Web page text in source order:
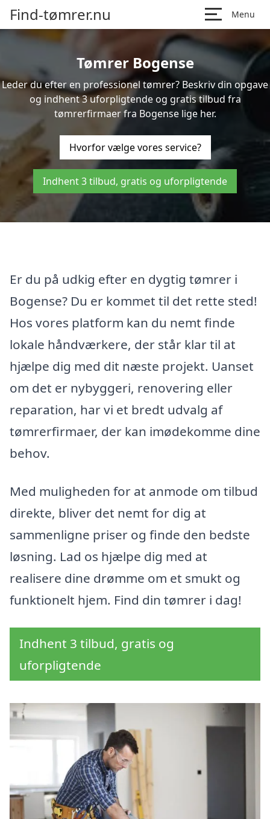
Find-tømrer.nu Menu
Tømrer Bogense
Leder du efter en professionel tømrer? Beskriv din opgave
og indhent 3 uforpligtende og gratis tilbud fra
tømrerfirmaer fra Bogense lige her.
Hvorfor vælge vores service?
Indhent 3 tilbud, gratis og uforpligtende
Er du på udkig efter en dygtig tømrer i
Bogense? Du er kommet til det rette sted!
Hos vores platform kan du nemt finde
lokale håndværkere, der står klar til at
hjælpe dig med dit næste projekt. Uanset
om det er nybyggeri, renovering eller
reparation, har vi et bredt udvalg af
tømrerfirmaer, der kan imødekomme dine
behov.
Med muligheden for at anmode om tilbud
direkte, bliver det nemt for dig at
sammenligne priser og finde den bedste
løsning. Lad os hjælpe dig med at
realisere dine drømme om et smukt og
funktionelt hjem. Find din tømrer i dag!
Indhent 3 tilbud, gratis og
uforpligtende